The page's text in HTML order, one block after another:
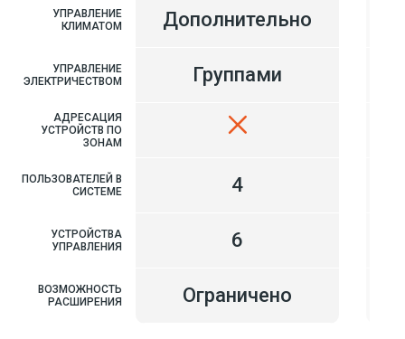
УПРАВЛЕНИЕ
КЛИМАТОМ
УПРАВЛЕНИЕ
ЭЛЕКТРИЧЕСТВОМ
АДРЕСАЦИЯ
УСТРОЙСТВ ПО
ЗОНАМ
ПОЛЬЗОВАТЕЛЕЙ В
СИСТЕМЕ
УСТРОЙСТВА
УПРАВЛЕНИЯ
ВОЗМОЖНОСТЬ
РАСШИРЕНИЯ
Дополнительно
Группами
4
6
Ограничено